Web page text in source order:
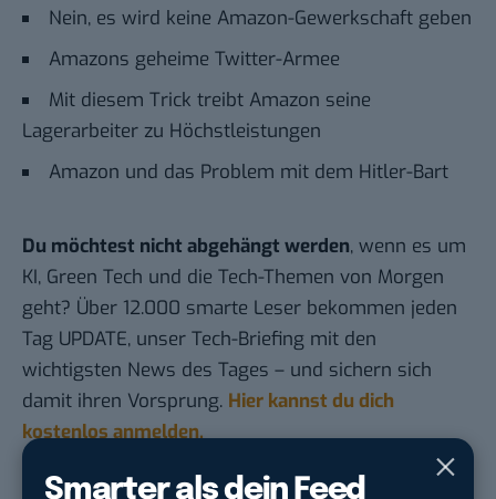
Smarter als dein Feed
Nein, es wird keine Amazon-Gewerkschaft geben
Amazons geheime Twitter-Armee
Mit diesem Trick treibt Amazon seine
Lagerarbeiter zu Höchstleistungen
Amazon und das Problem mit dem Hitler-Bart
Du möchtest nicht abgehängt werden, wenn es um
KI, Green Tech und die Tech-Themen von Morgen
geht? Über 12.000 smarte Leser bekommen jeden
Tag UPDATE, unser Tech-Briefing mit den
wichtigsten News des Tages – und sichern sich
damit ihren Vorsprung. Hier kannst du dich
kostenlos anmelden.